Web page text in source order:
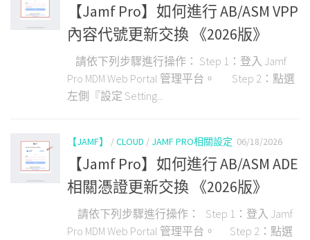
【Jamf Pro】如何進行 AB/ASM VPP
內容代號更新交換 《2026版》
請依下列步驟進行操作： Step 1：登入 Jamf
Pro MDM Web Portal 管理平台。 Step 2：點選
左側『設定 Setting...
【JAMF】 /CLOUD / JAMF PRO相關設定 06/18/2026
【Jamf Pro】如何進行 AB/ASM ADE
相關憑證更新交換 《2026版》
請依下列步驟進行操作： Step 1：登入 Jamf
Pro MDM Web Portal 管理平台。 Step 2：點選